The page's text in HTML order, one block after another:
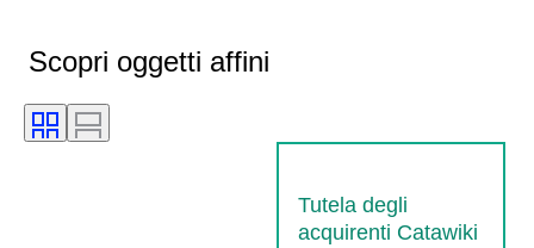
Scopri oggetti affini
Tutela degli
acquirenti Catawiki